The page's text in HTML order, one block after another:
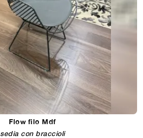
Flow filo Mdf
sedia con braccioli